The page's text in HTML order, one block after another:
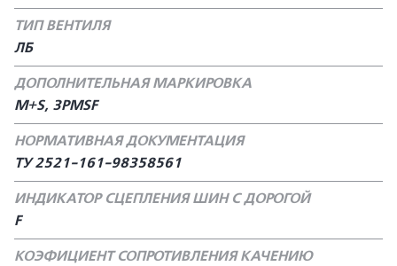
ТИП ВЕНТИЛЯ
ЛБ
ДОПОЛНИТЕЛЬНАЯ МАРКИРОВКА
M+S, 3PMSF
НОРМАТИВНАЯ ДОКУМЕНТАЦИЯ
ТУ 2521-161-98358561
ИНДИКАТОР СЦЕПЛЕНИЯ ШИН С ДОРОГОЙ
F
КОЭФИЦИЕНТ СОПРОТИВЛЕНИЯ КАЧЕНИЮ